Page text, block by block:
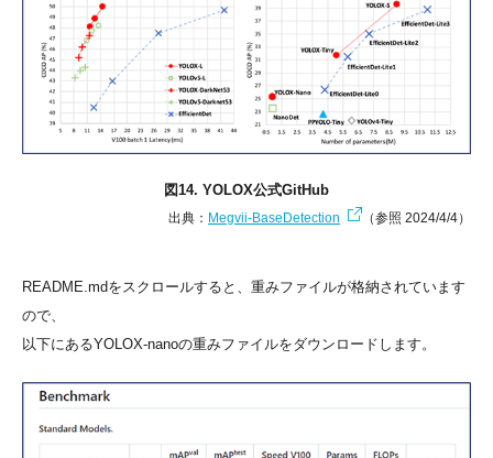
図14. YOLOX公式GitHub
出典： Megvii-BaseDetection （参照 2024/4/4）
README.mdをスクロールすると、重みファイルが格納されています
ので、
以下にあるYOLOX-nanoの重みファイルをダウンロードします。